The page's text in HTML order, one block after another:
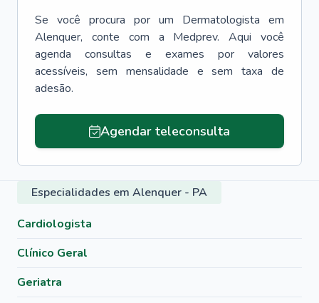
Se você procura por um Dermatologista em
Alenquer, conte com a Medprev. Aqui você
agenda consultas e exames por valores
acessíveis, sem mensalidade e sem taxa de
adesão.
Agendar teleconsulta
Especialidades em Alenquer - PA
Cardiologista
Clínico Geral
Geriatra